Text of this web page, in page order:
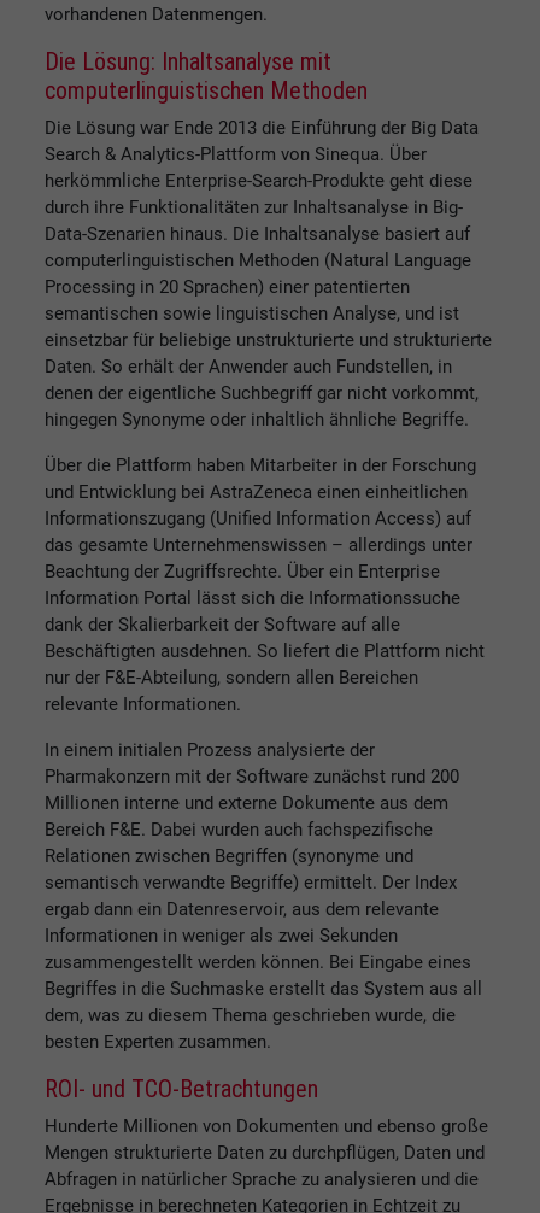
vorhandenen Datenmengen.
Die Lösung: Inhaltsanalyse mit
computerlinguistischen Methoden
Die Lösung war Ende 2013 die Einführung der Big Data
Search & Analytics-Plattform von Sinequa. Über
herkömmliche Enterprise-Search-Produkte geht diese
durch ihre Funktionalitäten zur Inhaltsanalyse in Big-
Data-Szenarien hinaus. Die Inhaltsanalyse basiert auf
computerlinguistischen Methoden (Natural Language
Processing in 20 Sprachen) einer patentierten
semantischen sowie linguistischen Analyse, und ist
einsetzbar für beliebige unstrukturierte und strukturierte
Daten. So erhält der Anwender auch Fundstellen, in
denen der eigentliche Suchbegriff gar nicht vorkommt,
hingegen Synonyme oder inhaltlich ähnliche Begriffe.
Über die Plattform haben Mitarbeiter in der Forschung
und Entwicklung bei AstraZeneca einen einheitlichen
Informationszugang (Unified Information Access) auf
das gesamte Unternehmenswissen – allerdings unter
Beachtung der Zugriffsrechte. Über ein Enterprise
Information Portal lässt sich die Informationssuche
dank der Skalierbarkeit der Software auf alle
Beschäftigten ausdehnen. So liefert die Plattform nicht
nur der F&E-Abteilung, sondern allen Bereichen
relevante Informationen.
In einem initialen Prozess analysierte der
Pharmakonzern mit der Software zunächst rund 200
Millionen interne und externe Dokumente aus dem
Bereich F&E. Dabei wurden auch fachspezifische
Relationen zwischen Begriffen (synonyme und
semantisch verwandte Begriffe) ermittelt. Der Index
ergab dann ein Datenreservoir, aus dem relevante
Informationen in weniger als zwei Sekunden
zusammengestellt werden können. Bei Eingabe eines
Begriffes in die Suchmaske erstellt das System aus all
dem, was zu diesem Thema geschrieben wurde, die
besten Experten zusammen.
ROI- und TCO-Betrachtungen
Hunderte Millionen von Dokumenten und ebenso große
Mengen strukturierte Daten zu durchpflügen, Daten und
Abfragen in natürlicher Sprache zu analysieren und die
Ergebnisse in berechneten Kategorien in Echtzeit zu